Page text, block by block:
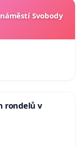
Svobody
rondelů v